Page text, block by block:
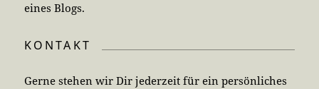
eines Blogs.
KONTAKT
Gerne stehen wir Dir jederzeit für ein persönliches